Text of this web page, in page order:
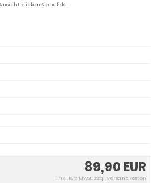
klicken Sie auf das
89,90 EUR
inkl. 19 % MwSt. zzgl.Versandkosten